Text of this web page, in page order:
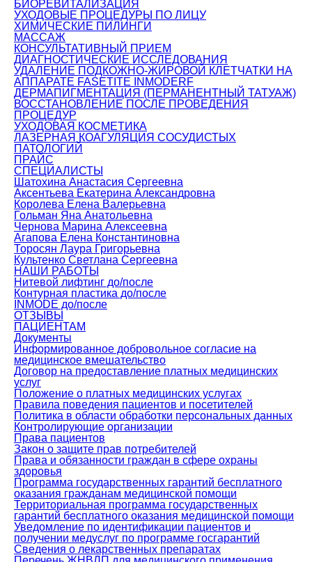
БИОРЕВИТАЛИЗАЦИЯ
УХОДОВЫЕ ПРОЦЕДУРЫ ПО ЛИЦУ
ХИМИЧЕСКИЕ ПИЛИНГИ
МАССАЖ
КОНСУЛЬТАТИВНЫЙ ПРИЕМ
ДИАГНОСТИЧЕСКИЕ ИССЛЕДОВАНИЯ
УДАЛЕНИЕ ПОДКОЖНО-ЖИРОВОЙ КЛЕТЧАТКИ НА
АППАРАТЕ FASETITE INMODERF
ДЕРМАПИГМЕНТАЦИЯ (ПЕРМАНЕНТНЫЙ ТАТУАЖ)
ВОССТАНОВЛЕНИЕ ПОСЛЕ ПРОВЕДЕНИЯ
ПРОЦЕДУР
УХОДОВАЯ КОСМЕТИКА
ЛАЗЕРНАЯ КОАГУЛЯЦИЯ СОСУДИСТЫХ
ПАТОЛОГИЙ
ПРАЙС
СПЕЦИАЛИСТЫ
Шатохина Анастасия Сергеевна
Аксентьева Екатерина Александровна
Королева Елена Валерьевна
Гольман Яна Анатольевна
Чернова Марина Алексеевна
Агапова Елена Константиновна
Торосян Лаура Григорьевна
Культенко Светлана Сергеевна
НАШИ РАБОТЫ
Нитевой лифтинг до/после
Контурная пластика до/после
INMODE до/после
ОТЗЫВЫ
ПАЦИЕНТАМ
Документы
Информированное добровольное согласие на
медицинское вмешательство
Договор на предоставление платных медицинских
услуг
Положение о платных медицинских услугах
Правила поведения пациентов и посетителей
Политика в области обработки персональных данных
Контролирующие организации
Права пациентов
Закон о защите прав потребителей
Права и обязанности граждан в сфере охраны
здоровья
Программа государственных гарантий бесплатного
оказания гражданам медицинской помощи
Территориальная программа государственных
гарантий бесплатного оказания медицинской помощи
Уведомление по идентификации пациентов и
получении медуслуг по программе госгарантий
Сведения о лекарственных препаратах